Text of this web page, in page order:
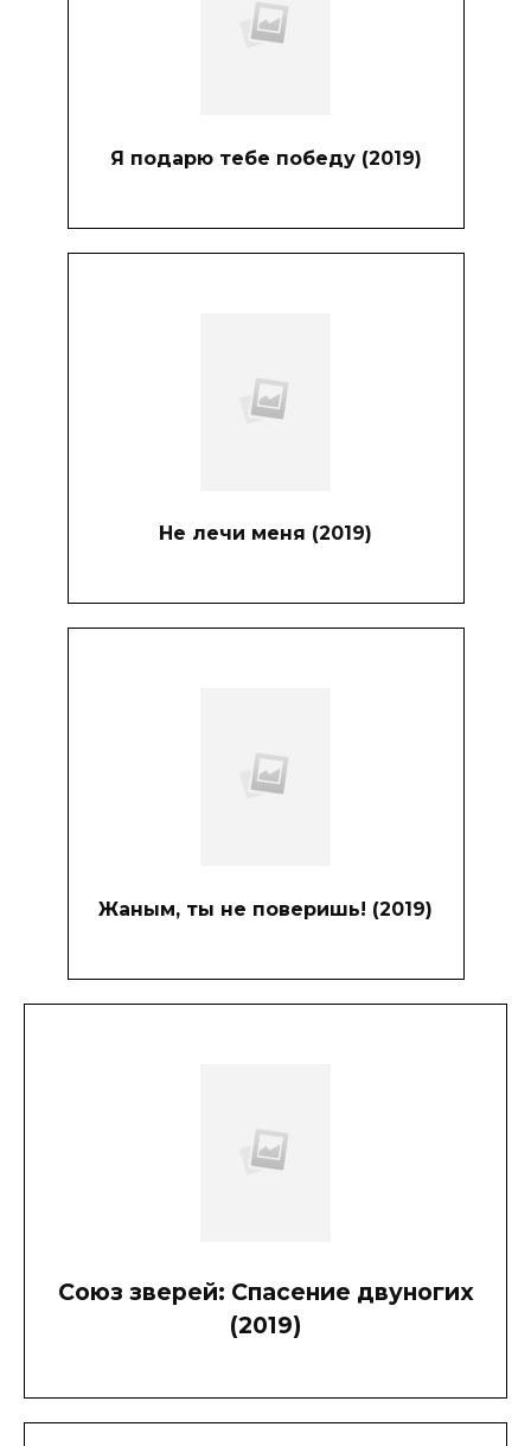
Я подарю тебе победу (2019)
Не лечи меня (2019)
Жаным, ты не поверишь! (2019)
Союз зверей: Спасение двуногих
(2019)